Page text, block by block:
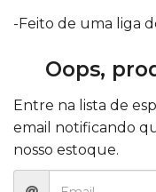
-Feito de uma liga
Oops,
Entre na lista de
email notificando
nosso estoque.